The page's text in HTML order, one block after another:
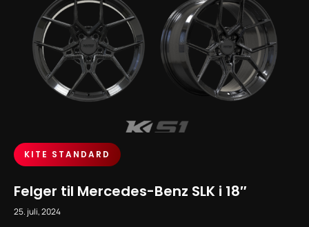
KITE STANDARD
Felger til Mercedes-Benz SLK i 18″
25. juli, 2024